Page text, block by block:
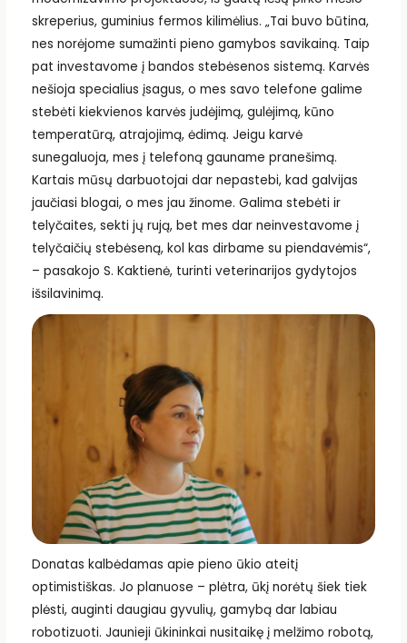
skreperius, guminius fermos kilimėlius. „Tai buvo būtina,
nes norėjome sumažinti pieno gamybos savikainą. Taip
pat investavome į bandos stebėsenos sistemą. Karvės
nešioja specialius įsagus, o mes savo telefone galime
stebėti kiekvienos karvės judėjimą, gulėjimą, kūno
temperatūrą, atrajojimą, ėdimą. Jeigu karvė
sunegaluoja, mes į telefoną gauname pranešimą.
Kartais mūsų darbuotojai dar nepastebi, kad galvijas
jaučiasi blogai, o mes jau žinome. Galima stebėti ir
telyčaites, sekti jų rują, bet mes dar neinvestavome į
telyčaičių stebėseną, kol kas dirbame su piendavėmis“,
– pasakojo S. Kaktienė, turinti veterinarijos gydytojos
išsilavinimą.
Donatas kalbėdamas apie pieno ūkio ateitį
optimistiškas. Jo planuose – plėtra, ūkį norėtų šiek tiek
plėsti, auginti daugiau gyvulių, gamybą dar labiau
robotizuoti. Jaunieji ūkininkai nusitaikę į melžimo robotą,